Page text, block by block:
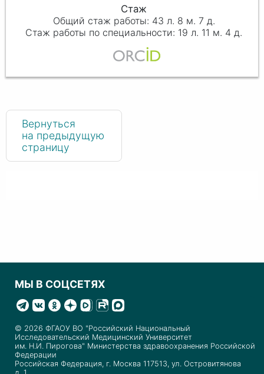
43 л. 8 м. 7 д.
19 л. 11 м. 4 д.
Вернуться
на предыдущую
страницу
МЫ В СОЦСЕТЯХ
© 2026 ФГАОУ ВО "Российский Национальный
Исследовательский Медицинский Университет
им. Н.И. Пирогова" Министерства здравоохранения Российской
Федерации
Российская Федерация, г. Москва 117513, ул. Островитянова